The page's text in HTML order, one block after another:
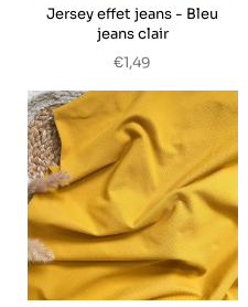
Jersey effet jeans - Bleu
jeans clair
€1,49